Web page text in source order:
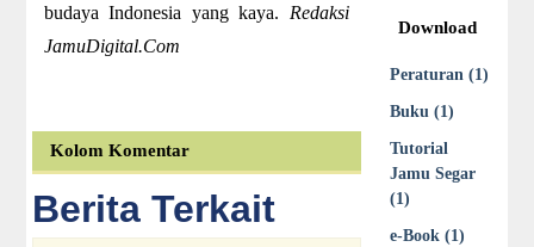
budaya Indonesia yang kaya. Redaksi
JamuDigital.Com
Kolom Komentar
Berita Terkait
Download
Peraturan (1)
Buku (1)
Tutorial
Jamu Segar
(1)
e-Book (1)